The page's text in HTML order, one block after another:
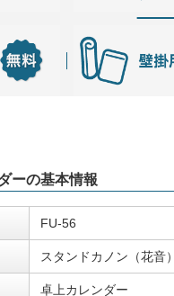
ーの基本情報
FU-56
スタンドカノン（花音）
卓上カレンダー